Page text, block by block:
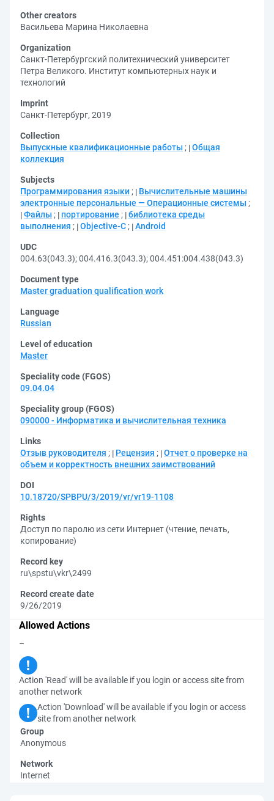
Other creators
Васильева Марина Николаевна
Organization
Санкт-Петербургский политехнический университет
Петра Великого. Институт компьютерных наук и
технологий
Imprint
Санкт-Петербург, 2019
Collection
Выпускные квалификационные работы ; Общая
коллекция
Subjects
Программирования языки ;
Вычислительные машины
электронные персональные — Операционные системы ;
Файлы ; портирование ; библиотека среды
выполнения ; Objective-C ; Android
UDC
004.63(043.3);004.416.3(043.3);004.451:004.438(043.3)
Document type
Master graduation qualification work
Language
Russian
Level of education
Master
Speciality code (FGOS)
09.04.04
Speciality group (FGOS)
090000 - Информатика и вычислительная техника
Links
Отзыв руководителя ; Рецензия ; Отчет о проверке на
объем и корректность внешних заимствований
DOI
10.18720/SPBPU/3/2019/vr/vr19-1108
Rights
Доступ по паролю из сети Интернет (чтение, печать,
копирование)
Record key
ru\spstu\vkr\2499
Record create date
9/26/2019
Allowed Actions
–
Action 'Read' will be available if you login or access site from
another network
Action 'Download' will be available if you login or access
site from another network
Group
Anonymous
Network
Internet